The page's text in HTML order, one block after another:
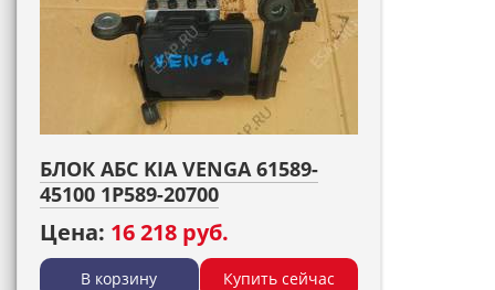
БЛОК АБС KIA VENGA 61589-
45100 1P589-20700
Цена: 16 218 руб.
В корзину Купить сейчас